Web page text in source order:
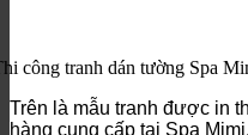
công tranh dán tường Spa
Trên là mẫu tranh được in
hàng cung cấp tại Spa